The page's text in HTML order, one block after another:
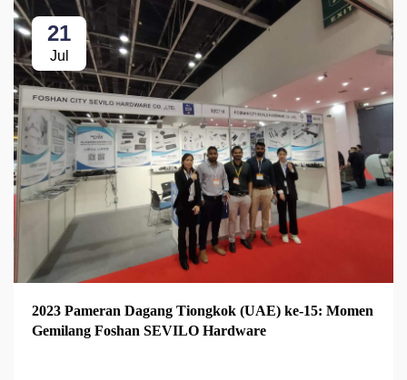
21
Jul
2023 Pameran Dagang Tiongkok (UAE) ke-15: Momen
Gemilang Foshan SEVILO Hardware